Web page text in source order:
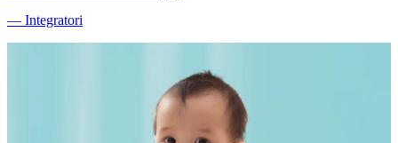
― Integratori